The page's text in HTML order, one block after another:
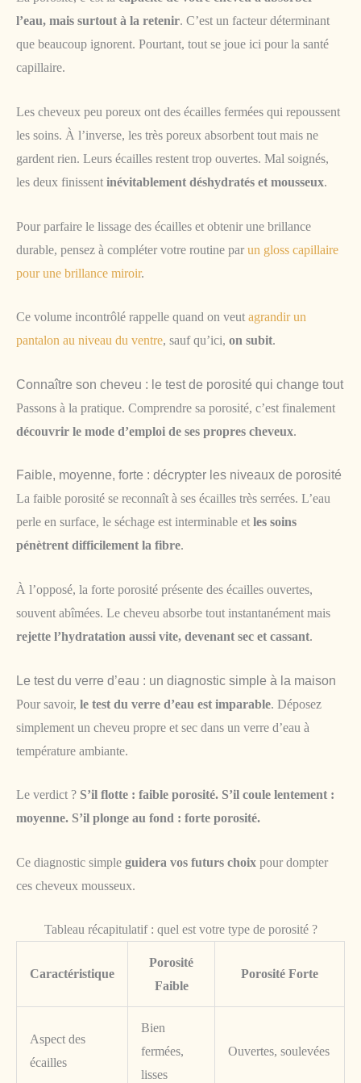
l’eau, mais surtout à la retenir. C’est un facteur déterminant
que beaucoup ignorent. Pourtant, tout se joue ici pour la santé
capillaire.
Les cheveux peu poreux ont des écailles fermées qui repoussent
les soins. À l’inverse, les très poreux absorbent tout mais ne
gardent rien. Leurs écailles restent trop ouvertes. Mal soignés,
les deux finissent inévitablement déshydratés et mousseux.
Pour parfaire le lissage des écailles et obtenir une brillance
durable, pensez à compléter votre routine par un gloss capillaire
pour une brillance miroir.
Ce volume incontrôlé rappelle quand on veut agrandir un
pantalon au niveau du ventre, sauf qu’ici, on subit.
Connaître son cheveu : le test de porosité qui change tout
Passons à la pratique. Comprendre sa porosité, c’est finalement
découvrir le mode d’emploi de ses propres cheveux.
Faible, moyenne, forte : décrypter les niveaux de porosité
La faible porosité se reconnaît à ses écailles très serrées. L’eau
perle en surface, le séchage est interminable etles soins
pénètrent difficilement la fibre.
À l’opposé, la forte porosité présente des écailles ouvertes,
souvent abîmées. Le cheveu absorbe tout instantanément mais
rejette l’hydratation aussi vite, devenant sec et cassant.
Le test du verre d’eau : un diagnostic simple à la maison
Pour savoir, le test du verre d’eau est imparable. Déposez
simplement un cheveu propre et sec dans un verre d’eau à
température ambiante.
Le verdict ? S’il flotte : faible porosité. S’il coule lentement :
moyenne. S’il plonge au fond : forte porosité.
Ce diagnostic simple guidera vos futurs choix pour dompter
ces cheveux mousseux.
Tableau récapitulatif : quel est votre type de porosité ?
Caractéristique
Porosité
Faible
Porosité Forte
Aspect des
écailles
Bien
fermées,
lisses
Ouvertes, soulevées